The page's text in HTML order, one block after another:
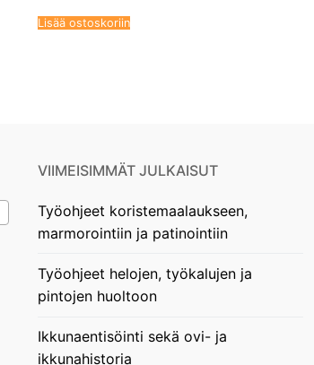
Lisää ostoskoriin
VIIMEISIMMÄT JULKAISUT
Työohjeet koristemaalaukseen,
marmorointiin ja patinointiin
Työohjeet helojen, työkalujen ja
pintojen huoltoon
Ikkunaentisöinti sekä ovi- ja
ikkunahistoria